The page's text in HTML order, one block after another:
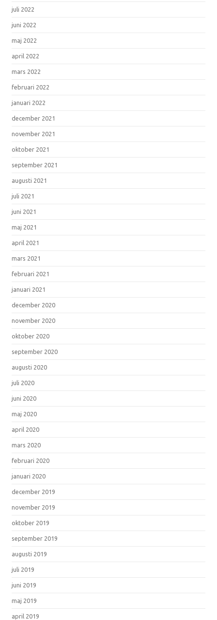
juli 2022
juni 2022
maj 2022
april 2022
mars 2022
februari 2022
januari 2022
december 2021
november 2021
oktober 2021
september 2021
augusti 2021
juli 2021
juni 2021
maj 2021
april 2021
mars 2021
februari 2021
januari 2021
december 2020
november 2020
oktober 2020
september 2020
augusti 2020
juli 2020
juni 2020
maj 2020
april 2020
mars 2020
februari 2020
januari 2020
december 2019
november 2019
oktober 2019
september 2019
augusti 2019
juli 2019
juni 2019
maj 2019
april 2019